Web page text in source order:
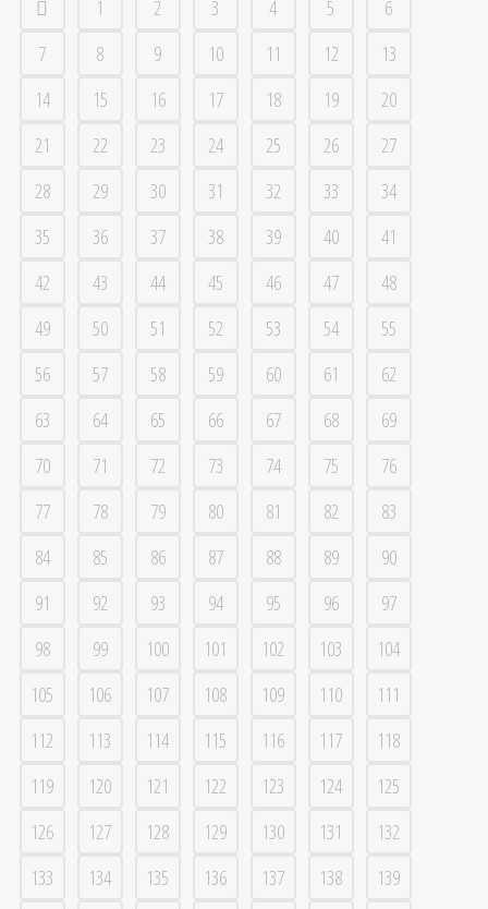
1 2 3 4 5
6
7
8 9 10 11 12
13
14
15 16 17 18 19
20
21
22 23 24 25 26
27
28
29 30 31 32 33
34
35
36 37 38 39 40
41
42
43 44 45 46 47
48
49
50 51 52 53 54
55
56
57 58 59 60 61
62
63
64 65 66 67 68
69
70
71 72 73 74 75
76
77
78 79 80 81 82
83
84
85 86 87 88 89
90
91
92 93 94 95 96
97
98
99 100 101 102 103
104
105
106 107 108 109 110
111
112
113 114 115 116 117
118
119
120 121 122 123 124
125
126
127 128 129 130 131
132
133
134 135 136 137 138
139